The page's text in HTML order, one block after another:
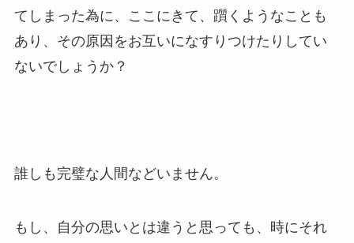
てしまった為に、ここにきて、躓くようなことも
あり、その原因をお互いになすりつけたりしてい
ないでしょうか？
誰しも完璧な人間などいません。
もし、自分の思いとは違うと思っても、時にそれ